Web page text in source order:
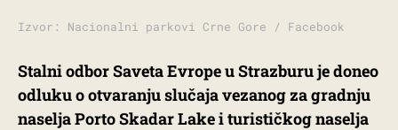
Izvor: Nacionalni parkovi Crne Gore / Facebook
Stalni odbor Saveta Evrope u Strazburu je doneo
odluku o otvaranju slučaja vezanog za gradnju
naselja Porto Skadar Lake i turističkog naselja